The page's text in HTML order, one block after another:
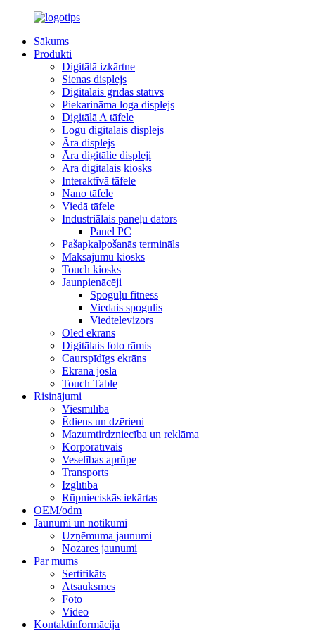
Sākums
Produkti
Digitālā izkārtne
Sienas displejs
Digitālais grīdas statīvs
Piekarināma loga displejs
Digitālā A tāfele
Logu digitālais displejs
Āra displejs
Āra digitālie displeji
Āra digitālais kiosks
Interaktīvā tāfele
Nano tāfele
Viedā tāfele
Industriālais paneļu dators
Panel PC
Pašapkalpošanās termināls
Maksājumu kiosks
Touch kiosks
Jaunpienācēji
Spoguļu fitness
Viedais spogulis
Viedtelevizors
Oled ekrāns
Digitālais foto rāmis
Caurspīdīgs ekrāns
Ekrāna josla
Touch Table
Risinājumi
Viesmīlība
Ēdiens un dzērieni
Mazumtirdzniecība un reklāma
Korporatīvais
Veselības aprūpe
Transports
Izglītība
Rūpnieciskās iekārtas
OEM/odm
Jaunumi un notikumi
Uzņēmuma jaunumi
Nozares jaunumi
Par mums
Sertifikāts
Atsauksmes
Foto
Video
Kontaktinformācija